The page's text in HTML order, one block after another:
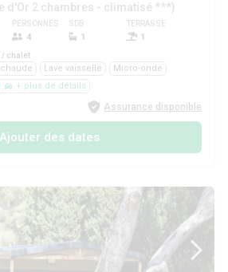
d'Or 2 chambres - climatisé ***)
PERSONNES
4
SDB
1
TERRASSE
1
/ chalet
chaude Lave vaisselle
Micro-onde
+ plus de détails
Assurance disponible
Ajouter des dates